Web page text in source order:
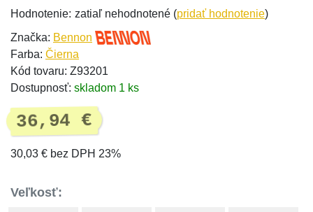
Hodnotenie: zatiaľ nehodnotené (pridať hodnotenie)
Značka: Bennon
Farba: Čierna
Kód tovaru: Z93201
Dostupnosť: skladom 1 ks
36,94 €
30,03 € bez DPH 23%
Veľkosť: